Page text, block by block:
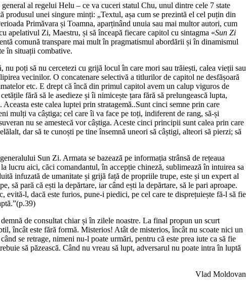
al regelui Helu – ce va cuceri statul Chu, unul dintre cele 7 state
unei singure minți: „Textul, așa cum se prezintă el cel puțin din
Primăvara și Toamna, aparținând unuia sau mai multor autori, cum
apelativul Zi, Maestru, și să înceapă fiecare capitol cu sintagma «Sun Zi
comună transpare mai mult în pragmatismul abordării și în dinamismul
în situații combative.
poți să nu cercetezi cu grijă locul în care mori sau trăiești, calea vieții sau
vecinilor. O concatenare selectivă a titlurilor de capitol ne desfășoară
etc. E drept că încă din primul capitol avem un calup viguros de
fără să le asedieze și îi nimicește țara fără să prelungească lupta,
este calea luptei prin stratagemă..Sunt cinci semne prin care
mulți va câștiga; cel care îi va face pe toți, indiferent de rang, să-și
nu se amestecă vor câștiga. Aceste cinci principii sunt calea prin care
dar să te cunoști pe tine însemnă uneori să câștigi, alteori să pierzi; să
Sun Zi. Armata se bazează pe informația strânsă de rețeaua
lucru aici, căci comandantul, în accepție chineză, sublimează în intuirea sa
infuzată de umanitate și grijă față de propriile trupe, este și un expert al
să pară că ești la depărtare, iar când ești la depărtare, să le pari aproape.
evită-l, dacă este furios, pune-i piedici, pe cel care te disprețuiește fă-l să fie
de consultat chiar și în zilele noastre. La final propun un scurt
încât este fără formă. Misterios! Atât de misterios, încât nu scoate nici un
se retrage, nimeni nu-l poate urmări, pentru că este prea iute ca să fie
să păzească. Când nu vreau să lupt, adversarul nu poate intra în luptă
Vlad Moldovan